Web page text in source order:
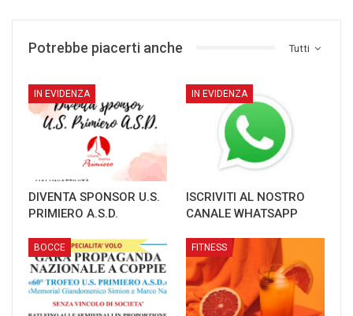
Tutti
Potrebbe piacerti anche
IN EVIDENZA
DIVENTA SPONSOR U.S.
PRIMIERO A.S.D.
IN EVIDENZA
ISCRIVITI AL NOSTRO
CANALE WHATSAPP
BOCCE FITNESS